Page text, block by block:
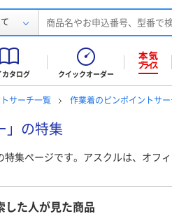
カタログ クイックオーダー
サーチ一覧 作業着のピンポイントサ
」の特集
特集ページです。アスクルは、オフ
した人が見た商品